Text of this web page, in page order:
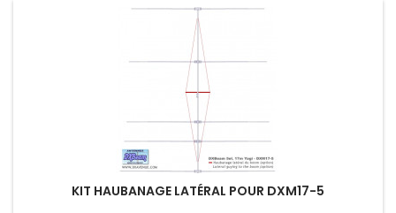
KIT HAUBANAGE LATÉRAL POUR DXM17-5